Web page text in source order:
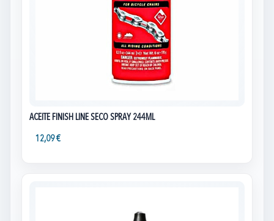
ACEITE FINISH LINE SECO SPRAY 244ML
12,09 €